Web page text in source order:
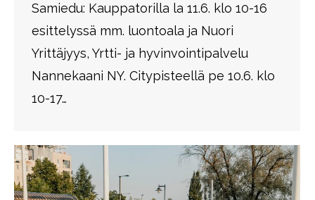
Samiedu: Kauppatorilla la 11.6. klo 10-16
esittelyssä mm. luontoala ja Nuori
Yrittäjyys, Yrtti- ja hyvinvointipalvelu
Nannekaani NY. Citypisteellä pe 10.6. klo
10-17…